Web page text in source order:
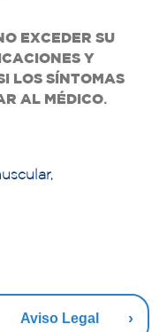
EXCEDER SU
Y
LOS SÍNTOMAS
AL MÉDICO.
Aviso Legal